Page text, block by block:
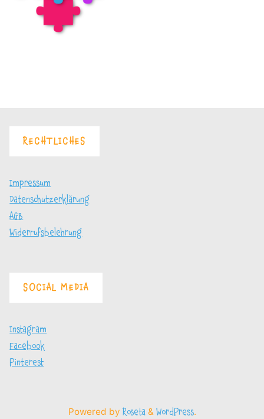
RECHTLICHES
Impressum
Datenschutzerklärung
AGB
Widerrufsbelehrung
SOCIAL MEDIA
Instagram
Facebook
Pinterest
Powered by Roseta & WordPress.